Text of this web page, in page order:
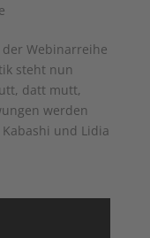
Webinarreihe
steht nun
datt mutt,
werden
und Lidia